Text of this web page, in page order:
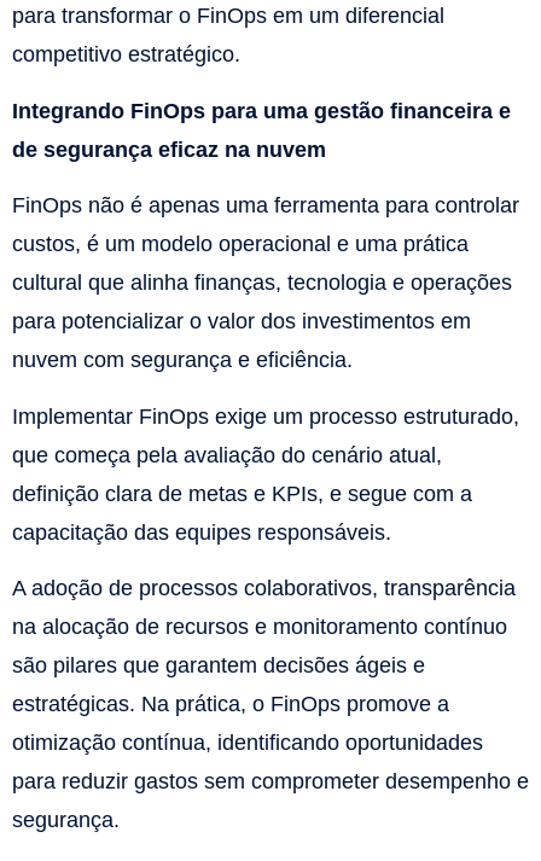
para transformar o FinOps em um diferencial
competitivo estratégico.
Integrando FinOps para uma gestão financeira e
de segurança eficaz na nuvem
FinOps não é apenas uma ferramenta para controlar
custos, é um modelo operacional e uma prática
cultural que alinha finanças, tecnologia e operações
para potencializar o valor dos investimentos em
nuvem com segurança e eficiência.
Implementar FinOps exige um processo estruturado,
que começa pela avaliação do cenário atual,
definição clara de metas e KPIs, e segue com a
capacitação das equipes responsáveis.
A adoção de processos colaborativos, transparência
na alocação de recursos e monitoramento contínuo
são pilares que garantem decisões ágeis e
estratégicas. Na prática, o FinOps promove a
otimização contínua, identificando oportunidades
para reduzir gastos sem comprometer desempenho e
segurança.